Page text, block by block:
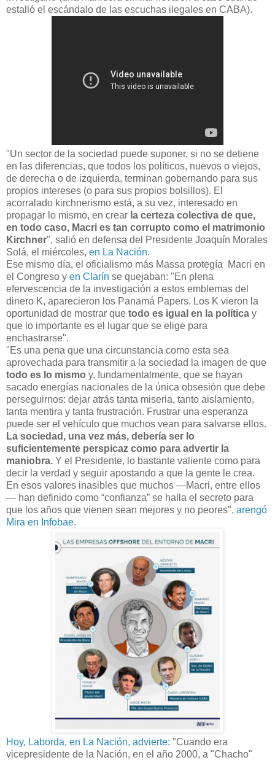
estalló el escándalo de las escuchas ilegales en CABA).
"Un sector de la sociedad puede suponer, si no se detiene
en las diferencias, que todos los políticos, nuevos o viejos,
de derecha o de izquierda, terminan gobernando para sus
propios intereses (o para sus propios bolsillos). El
acorralado kirchnerismo está, a su vez, interesado en
propagar lo mismo, en crear la certeza colectiva de que,
en todo caso, Macri es tan corrupto como el matrimonio
Kirchner", salió en defensa del Presidente Joaquín Morales
Solá, el miércoles, en La Nación.
Ese mismo día, el oficialismo más Massa protegía Macri en
el Congreso y en Clarín se quejaban: "En plena
efervescencia de la investigación a estos emblemas del
dinero K, aparecieron los Panamá Papers. Los K vieron la
oportunidad de mostrar que todo es igual en la política y
que lo importante es el lugar que se elige para
enchastrarse".
"Es una pena que una circunstancia como esta sea
aprovechada para transmitir a la sociedad la imagen de que
todo es lo mismo y, fundamentalmente, que se hayan
sacado energías nacionales de la única obsesión que debe
perseguirnos: dejar atrás tanta miseria, tanto aislamiento,
tanta mentira y tanta frustración. Frustrar una esperanza
puede ser el vehículo que muchos vean para salvarse ellos.
La sociedad, una vez más, debería ser lo
suficientemente perspicaz como para advertir la
maniobra. Y el Presidente, lo bastante valiente como para
decir la verdad y seguir apostando a que la gente le crea.
En esos valores inasibles que muchos —Macri, entre ellos
— han definido como “confianza” se halla el secreto para
que los años que vienen sean mejores y no peores", arengó
Mira en Infobae.
Hoy, Laborda, en La Nación, advierte: "Cuando era
vicepresidente de la Nación, en el año 2000, a "Chacho"